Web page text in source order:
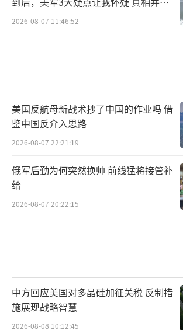
如此
2026-08-07 11:46:52
美国反航母新战术抄了中国的作业吗 借
鉴中国反介入思路
2026-08-07 22:21:19
俄军后勤为何突然换帅 前线猛将接管补
给
2026-08-07 20:22:15
中方回应美国对多晶硅加征关税 反制措
施展现战略智慧
2026-08-08 10:12:45